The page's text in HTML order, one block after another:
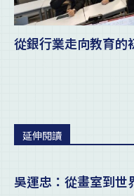
從銀行業走向教育的
延伸閱讀
吳運忠：從畫室到世